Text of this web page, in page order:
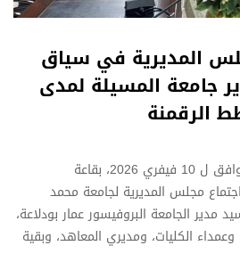
المديرية في سياق
جامعة المسيلة لمدى
الرقمنة
انعقد مساء يوم الثلاثاء الموافق ل 10 فيفري 2026، بقاعة
مجلس المديرية لجامعة محمد
مدير الجامعة البروفيسور عمار بودلاعة،
الكليات، ومديري المعاهد، وبقية